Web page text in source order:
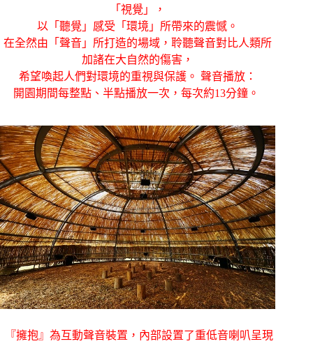
「視覺」，
以「聽覺」感受「環境」所帶來的震憾。
在全然由「聲音」所打造的場域，聆聽聲音對比人類所
加諸在大自然的傷害，
希望喚起人們對環境的重視與保護。 聲音播放：
開園期間每整點、半點播放一次，每次約13分鐘。
『擁抱』為互動聲音裝置，內部設置了重低音喇叭呈現